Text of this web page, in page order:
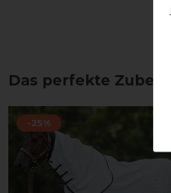
Das perfekte
-25%